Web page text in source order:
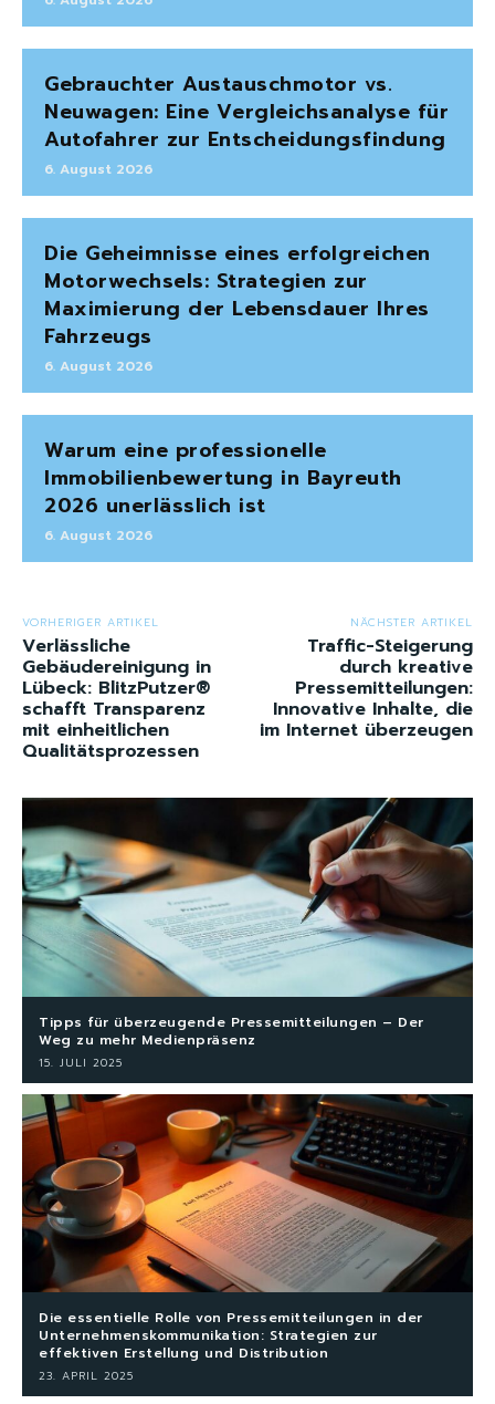
Gebrauchter Austauschmotor vs.
Neuwagen: Eine Vergleichsanalyse für
Autofahrer zur Entscheidungsfindung
6. August 2026
Die Geheimnisse eines erfolgreichen
Motorwechsels: Strategien zur
Maximierung der Lebensdauer Ihres
Fahrzeugs
6. August 2026
Warum eine professionelle
Immobilienbewertung in Bayreuth
2026 unerlässlich ist
6. August 2026
VORHERIGER ARTIKEL
Verlässliche
Gebäudereinigung in
Lübeck: BlitzPutzer®
schafft Transparenz
mit einheitlichen
Qualitätsprozessen
NÄCHSTER ARTIKEL
Traffic-Steigerung
durch kreative
Pressemitteilungen:
Innovative Inhalte, die
im Internet überzeugen
Tipps für überzeugende Pressemitteilungen – Der
Weg zu mehr Medienpräsenz
15. JULI 2025
Die essentielle Rolle von Pressemitteilungen in der
Unternehmenskommunikation: Strategien zur
effektiven Erstellung und Distribution
23. APRIL 2025